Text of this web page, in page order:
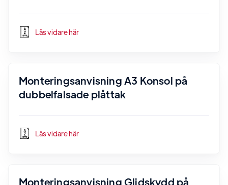
Läs vidare här
Monteringsanvisning A3 Konsol på
dubbelfalsade plåttak
Läs vidare här
Monteringsanvisning Glidskydd på